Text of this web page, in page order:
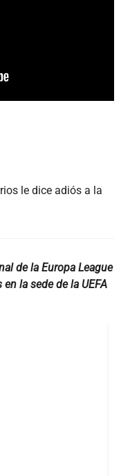
le dice adiós a la
de la Europa League
la sede de la UEFA